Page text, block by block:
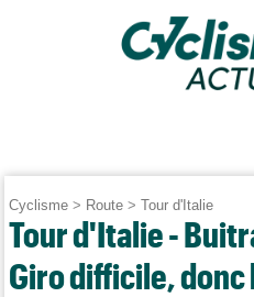
Cyclisme > Route >Tour d'Italie
Tour d'Italie -
Giro difficile, donc